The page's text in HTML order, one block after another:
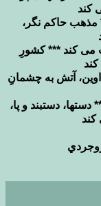
کند
مذهب حاکم نگر،
می کند *** کشورِ
آتش به چشمانِ
دستبند و پا،
کند